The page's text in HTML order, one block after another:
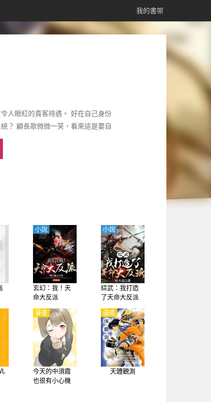
我的書架
人眼紅的貴客待遇。 好在自己身份
？ 顧長歌微微一笑，看來這是要自
玄幻：我！天
命大反派
小說
綜武：我打造
了天命大反派
小說
今天的中須霞
也很有小心機
漫畫
天體觀測
漫畫